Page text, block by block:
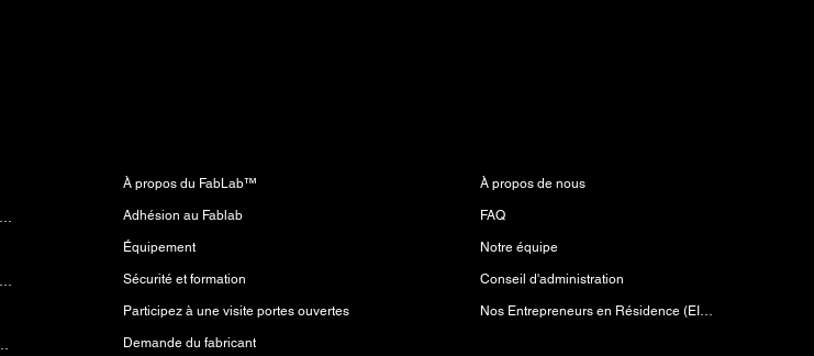
À propos du FabLab™
Adhésion au Fablab
Équipement
Sécurité et formation
Participez à une visite portes ouvertes
Demande du fabricant
À propos de nous
FAQ
Notre équipe
Conseil d'administration
Nos Entrepreneurs en Résidence (EIR)